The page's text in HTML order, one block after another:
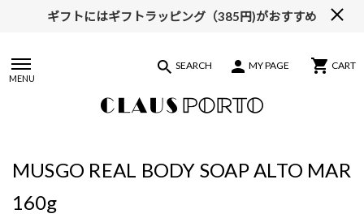
ギフトにはギフトラッピング（385円)がおすすめ
MENU
SEARCH MY PAGE CART
MUSGO REAL BODY SOAP ALTO MAR
160g